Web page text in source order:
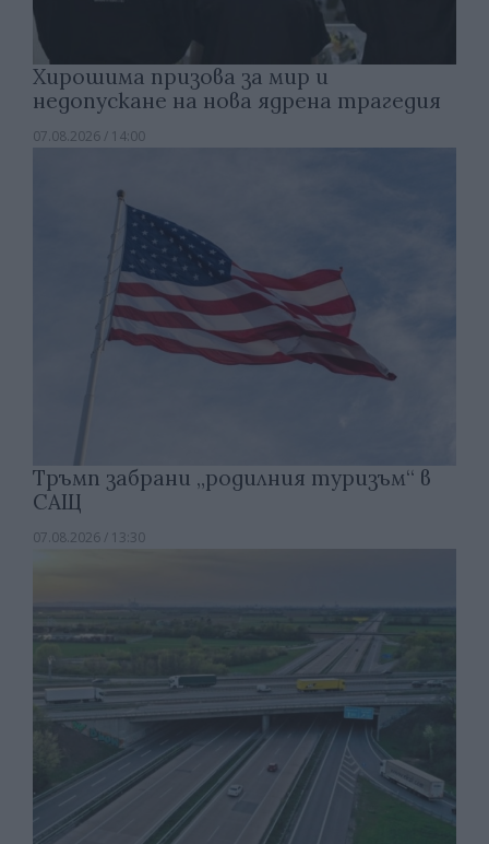
Хирошима призова за мир и
недопускане на нова ядрена трагедия
07.08.2026 / 14:00
Тръмп забрани „родилния туризъм“ в
САЩ
07.08.2026 / 13:30